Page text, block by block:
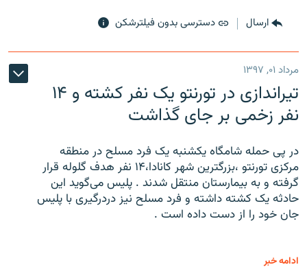
ارسال دسترسی بدون فیلترشکن
مرداد ۰۱, ۱۳۹۷
تیراندازی در تورنتو یک نفر کشته و ۱۴
نفر زخمی بر جای گذاشت
در پی حمله شامگاه یکشنبه یک فرد مسلح در منطقه
مرکزی تورنتو ،‌بزرگترین شهر کانادا،۱۴ نفر هدف گلوله قرار
گرفته و به بیمارستان منتقل شدند . پلیس می‌گوید این
حادثه یک کشته داشته و فرد مسلح نیز دردرگیری با پلیس
جان خود را از دست داده است .
ادامه خبر